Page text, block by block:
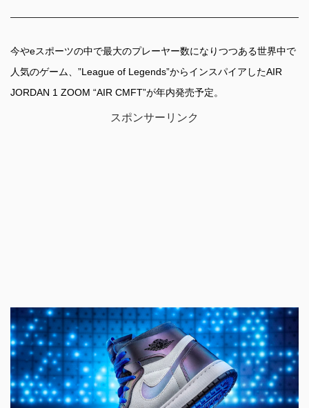
今やeスポーツの中で最大のプレーヤー数になりつつある世界中で
人気のゲーム、”League of Legends”からインスパイアしたAIR
JORDAN 1 ZOOM “AIR CMFT”が年内発売予定。
スポンサーリンク